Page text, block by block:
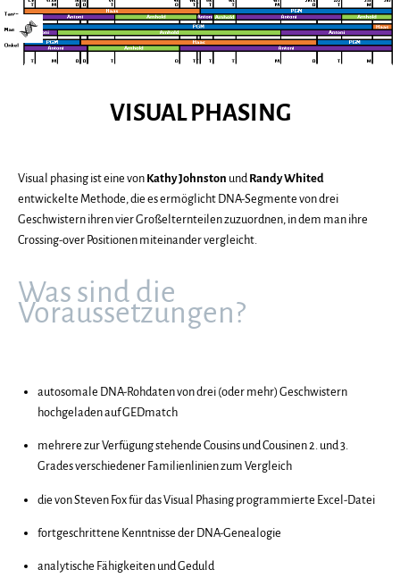
Direkt
zum
Inhalt
Gehe
zur
Startseite
GENEALOGY
GIRL
MEHRSPRACHIGER
BLOG
ÜBER
DER
DNA-
GENEALOGIE
VISUAL PHASING
Visual phasing ist eine von Kathy Johnston und Randy Whited
entwickelte Methode, die es ermöglicht DNA-Segmente von drei
Geschwistern ihren vier Großelternteilen zuzuordnen, in dem man ihre
Crossing-over Positionen miteinander vergleicht.
Was sind die
Voraussetzungen?
autosomale DNA-Rohdaten von drei (oder mehr) Geschwistern
hochgeladen auf GEDmatch
mehrere zur Verfügung stehende Cousins und Cousinen 2. und 3.
Grades verschiedener Familienlinien zum Vergleich
die von Steven Fox für das Visual Phasing programmierte Excel-Datei
fortgeschrittene Kenntnisse der DNA-Genealogie
analytische Fähigkeiten und Geduld